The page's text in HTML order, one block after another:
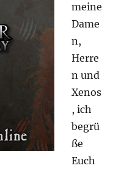
meine
Dame
n,
Herre
n und
Xenos
, ich
begrü
ße
Euch